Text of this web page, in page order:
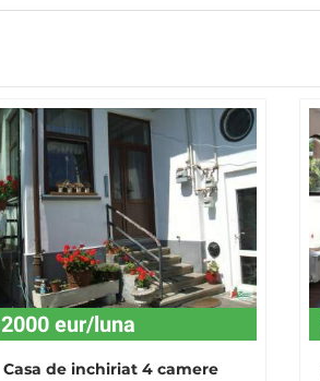
2000 eur/luna
Casa de inchiriat 4 camere